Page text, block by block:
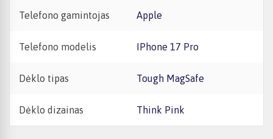
Telefono gamintojas Apple
Telefono modelis iPhone 17 Pro
Dėklo tipas Tough MagSafe
Dėklo dizainas Think Pink